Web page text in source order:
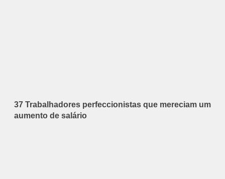
37 Trabalhadores perfeccionistas que mereciam um
aumento de salário